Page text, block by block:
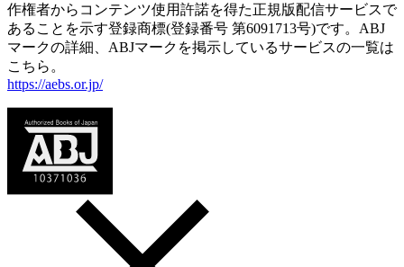
作権者からコンテンツ使用許諾を得た正規版配信サービスで
あることを示す登録商標(登録番号 第6091713号)です。ABJ
マークの詳細、ABJマークを掲示しているサービスの一覧は
こちら。
https://aebs.or.jp/